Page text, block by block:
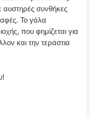
αυστηρές συνθήκες
Το γάλα
που φημίζεται για
και την τεράστια